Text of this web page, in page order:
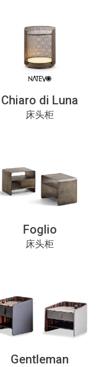
Chiaro di Luna
床头柜
Foglio
床头柜
Gentleman